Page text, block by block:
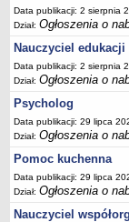
Data publikacji: 2 sierpnia
Dział:Ogłoszenia o
Nauczyciel
Data publikacji: 2 sierpnia
Dział:Ogłoszenia o
Psycholog
Data publikacji: 29 lipca
Dział:Ogłoszenia o
Pomoc kuchenna
Data publikacji: 29 lipca
Dział:Ogłoszenia o
Nauczyciel